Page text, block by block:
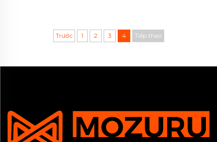
Trước 1 2 3 4 Tiếp theo